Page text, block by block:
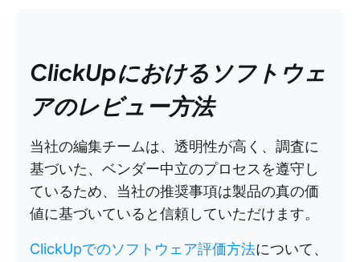
ClickUpにおけるソフトウェ
アのレビュー方法
当社の編集チームは、透明性が高く、調査に
基づいた、ベンダー中立のプロセスを遵守し
ているため、当社の推奨事項は製品の真の価
値に基づいていると信頼していただけます。
ClickUpでのソフトウェア評価方法について、